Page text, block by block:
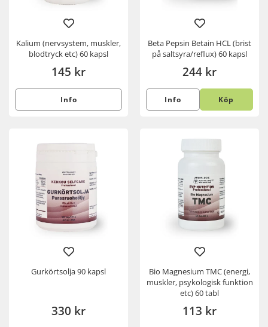
Kalium (nervsystem, muskler,
blodtryck etc) 60 kapsl
145 kr
Info
Beta Pepsin Betain HCL (brist
på saltsyra/reflux) 60 kapsl
244 kr
Info Köp
Gurkörtsolja 90 kapsl
330 kr
Bio Magnesium TMC (energi,
muskler, psykologisk funktion
etc) 60 tabl
113 kr